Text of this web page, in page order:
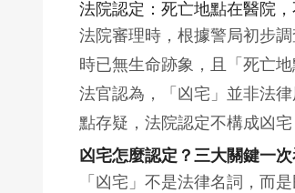
法院認定：死亡地點在醫院
法院審理時，根據警局初步
時已無生命跡象，且「死亡地
法官認為，「凶宅」並非法
點存疑，法院認定不構成凶
凶宅怎麼認定？三大關鍵一
「凶宅」不是法律名詞，而